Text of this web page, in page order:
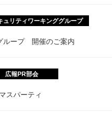
ュリティワーキンググループ
ループ 開催のご案内
広報PR部会
スパーティ